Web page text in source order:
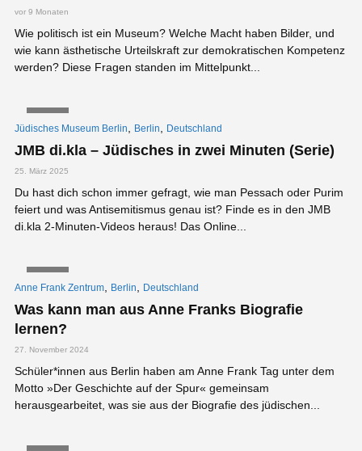
vor 9 Monaten
Wie politisch ist ein Museum? Welche Macht haben Bilder, und
wie kann ästhetische Urteilskraft zur demokratischen Kompetenz
werden? Diese Fragen standen im Mittelpunkt...
Jüdisches Museum Berlin Berlin Deutschland
JMB di.kla – Jüdisches in zwei Minuten (Serie)
25. März 2025
Du hast dich schon immer gefragt, wie man Pessach oder Purim
feiert und was Antisemitismus genau ist? Finde es in den JMB
di.kla 2-Minuten-Videos heraus! Das Online...
Anne Frank Zentrum Berlin Deutschland
Was kann man aus Anne Franks Biografie
lernen?
27. November 2024
Schüler*innen aus Berlin haben am Anne Frank Tag unter dem
Motto »Der Geschichte auf der Spur« gemeinsam
herausgearbeitet, was sie aus der Biografie des jüdischen...